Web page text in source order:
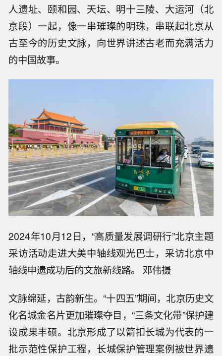
人遗址、颐和园、天坛、明十三陵、大运河（北
京段）一起，像一串璀璨的明珠，串联起北京从
古至今的历史文脉，向世界讲述古老而充满活力
的中国故事。
2024年10月12日，“高质量发展调研行”北京主题
采访活动走进大美中轴线观光巴士，采访北京中
轴线申遗成功后的文旅新线路。 邓伟摄
文脉绵延，古韵新生。“十四五”期间，北京历史文
化名城金名片更加璀璨夺目，“三条文化带”保护建
设成果丰硕。北京形成了以箭扣长城为代表的一
批示范性保护工程，长城保护管理案例被世界遗